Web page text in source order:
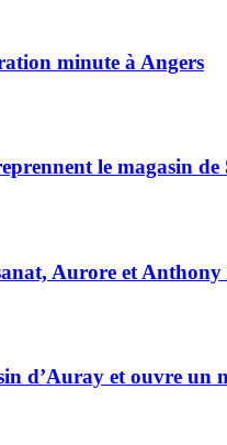
minute à Angers
le magasin de
Aurore et
d’Auray et ouvre un